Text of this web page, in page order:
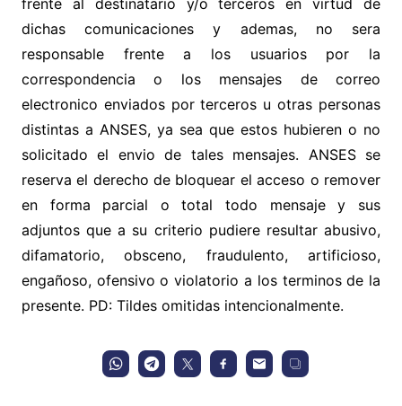
frente al destinatario y/o terceros en virtud de
dichas comunicaciones y ademas, no sera
responsable frente a los usuarios por la
correspondencia o los mensajes de correo
electronico enviados por terceros u otras personas
distintas a ANSES, ya sea que estos hubieren o no
solicitado el envio de tales mensajes. ANSES se
reserva el derecho de bloquear el acceso o remover
en forma parcial o total todo mensaje y sus
adjuntos que a su criterio pudiere resultar abusivo,
difamatorio, obsceno, fraudulento, artificioso,
engañoso, ofensivo o violatorio a los terminos de la
presente. PD: Tildes omitidas intencionalmente.